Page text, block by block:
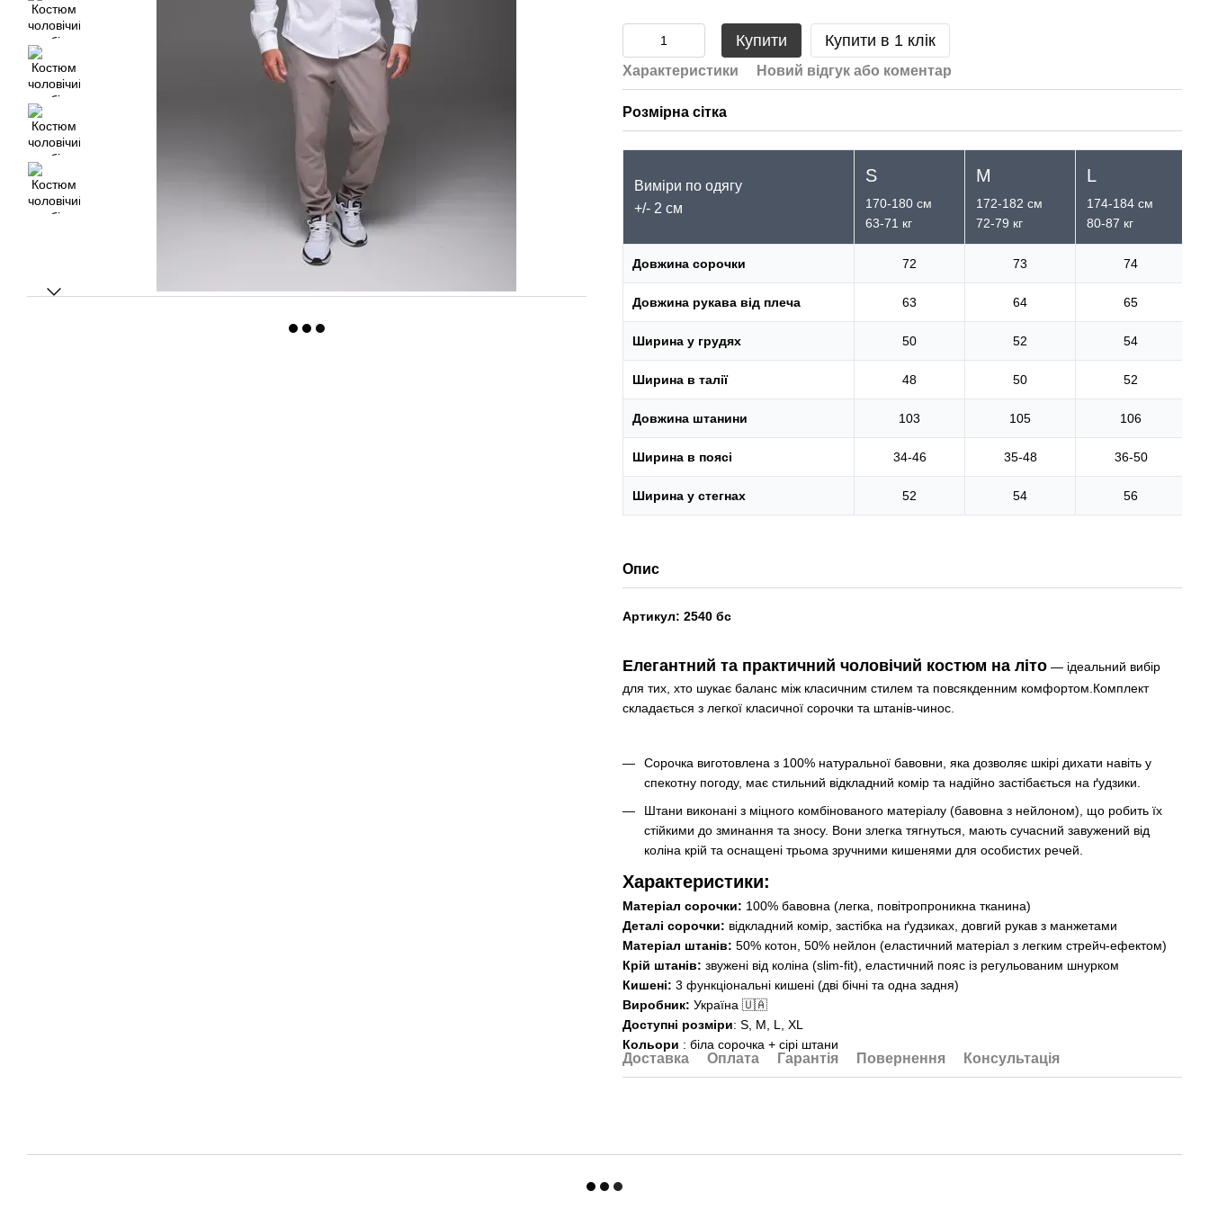
Купити Купити в 1 клік
Характеристики Новий відгук або коментар
Розмірна сітка
Виміри по одягу
+/- 2 см
S
170-180 см
63-71 кг
M
172-182 см
72-79 кг
L
174-184 см
80-87 кг
Довжина сорочки 72 73 74
Довжина рукава від плеча 63 64 65
Ширина у грудях 50 52 54
Ширина в талії 48 50 52
Довжина штанини 103 105 106
Ширина в поясі 34-46 35-48 36-50
Ширина у стегнах 52 54 56
Опис
Артикул: 2540 бс
Елегантний та практичний чоловічий костюм на літо — ідеальний вибір
для тих, хто шукає баланс між класичним стилем та повсякденним комфортом.Комплект
складається з легкої класичної сорочки та штанів-чинос.
Сорочка виготовлена з 100% натуральної бавовни, яка дозволяє шкірі дихати навіть у
спекотну погоду, має стильний відкладний комір та надійно застібається на ґудзики.
Штани виконані з міцного комбінованого матеріалу (бавовна з нейлоном), що робить їх
стійкими до зминання та зносу. Вони злегка тягнуться, мають сучасний завужений від
коліна крій та оснащені трьома зручними кишенями для особистих речей.
Характеристики:
Матеріал сорочки: 100% бавовна (легка, повітропроникна тканина)
Деталі сорочки: відкладний комір, застібка на ґудзиках, довгий рукав з манжетами
Матеріал штанів: 50% котон, 50% нейлон (еластичний матеріал з легким стрейч-ефектом)
Крій штанів: звужені від коліна (slim-fit), еластичний пояс із регульованим шнурком
Кишені: 3 функціональні кишені (дві бічні та одна задня)
Виробник: Україна 🇺🇦
Доступні розміри: S, M, L, XL
Кольори : біла сорочка + сірі штани
Доставка Оплата Гарантія Повернення Консультація